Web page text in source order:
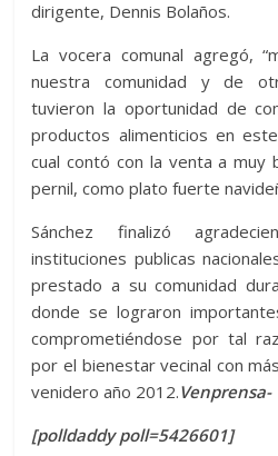
dirigente, Dennis Bolaños.
La vocera comunal agregó,
nuestra comunidad y de
tuvieron la oportunidad de
productos alimenticios en
cual contó con la venta a muy
pernil, como plato fuerte
Sánchez finalizó
instituciones publicas
prestado a su comunidad
donde se lograron
comprometiéndose por tal
por el bienestar vecinal con
venidero año 2012.Venprensa-
[polldaddy poll=5426601]